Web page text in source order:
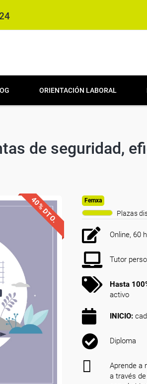
ORIENTACIÓN LABORAL
de seguridad,
40% DTO. Femxa
Plazas
Online, 60
Tutor
Hasta
activo
INICIO:
Diploma
Aprende a
a través